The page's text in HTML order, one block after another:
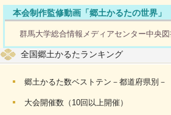
本会制作監修動画「郷土かるたの世界」
群馬大学総合情報メディアセンター中央
全国郷土かるたランキング
郷土かるた数ベストテン－都道府県別－
大会開催数（10回以上開催）